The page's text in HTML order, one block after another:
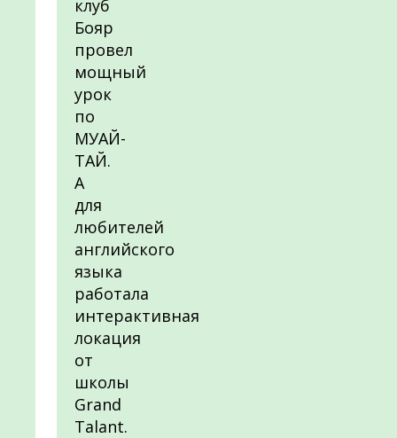
клуб
Бояр
провел
мощный
урок
по
МУАЙ-
ТАЙ.
А
для
любителей
английского
языка
работала
интерактивная
локация
от
школы
Grand
Talant.